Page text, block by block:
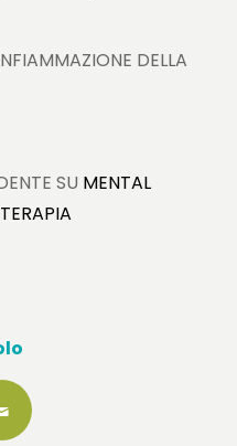
DELLA
SU MENTAL